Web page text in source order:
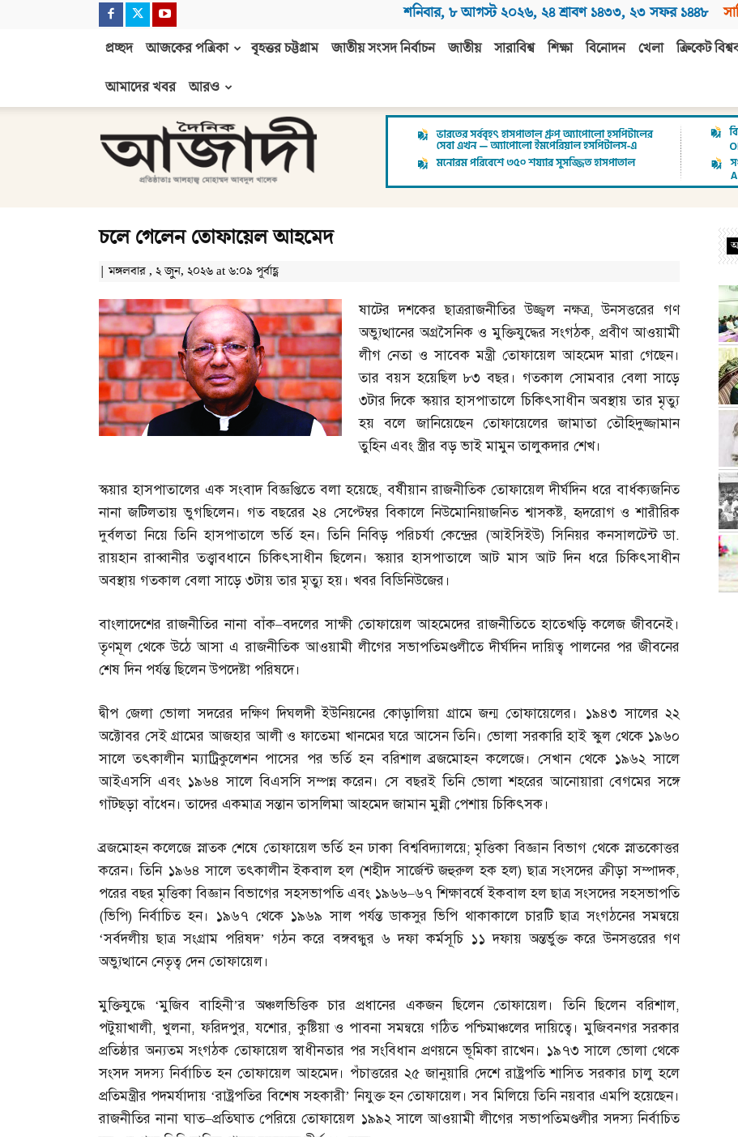
শনিবার, ৮ আগস্ট ২০২৬, ২৪ শ্রাবণ ১৪৩৩, ২৩ সফর ১৪৪৮
প্রচ্ছদ আজকের পত্রিকা বৃহত্তর চট্টগ্রাম জাতীয় সংসদ নির্বাচন জাতীয় সারাবিশ্ব শিক্ষা বিনোদন খেলা ক্রিকেট
আমাদের খবর
আরও
আজাদী
চলে গেলেন তোফায়েল আহমেদ
| মঙ্গলবার , ২ জুন, ২০২৬ at ৬:০৯ পূর্বাহ্ণ
ষাটের দশকের ছাত্ররাজনীতির উজ্জ্বল নক্ষত্র,উনসত্তরের গণ
অভ্যুত্থানের অগ্রসৈনিক ও মুক্তিযুদ্ধের সংগঠক,প্রবীণ আওয়ামী
লীগ নেতা ও সাবেক মন্ত্রী তোফায়েল আহমেদ মারা গেছেন।
তার বয়স হয়েছিল ৮৩ বছর। গতকাল সোমবার বেলা সাড়ে
৩টার দিকে স্কয়ার হাসপাতালে চিকিৎসাধীন অবস্থায় তার মৃত্যু
হয় বলে জানিয়েছেন তোফায়েলের জামাতা তৌহিদুজ্জামান
তুহিন এবং স্ত্রীর বড় ভাই মামুন তালুকদার শেখ।
স্কয়ার হাসপাতালের এক সংবাদ বিজ্ঞপ্তিতে বলা হয়েছে,বর্ষীয়ান রাজনীতিক তোফায়েল দীর্ঘদিন ধরে বার্ধক্যজনিত
নানা জটিলতায় ভুগছিলেন। গত বছরের ২৪ সেপ্টেম্বর বিকালে নিউমোনিয়াজনিত শ্বাসকষ্ট,হৃদরোগ ও শারীরিক
দুর্বলতা নিয়ে তিনি হাসপাতালে ভর্তি হন। তিনি নিবিড় পরিচর্যা কেন্দ্রের (আইসিইউ)সিনিয়র কনসালটেন্ট ডা.
রায়হান রাব্বানীর তত্ত্বাবধানে চিকিৎসাধীন ছিলেন। স্কয়ার হাসপাতালে আট মাস আট দিন ধরে চিকিৎসাধীন
অবস্থায় গতকাল বেলা সাড়ে ৩টায় তার মৃত্যু হয়। খবর বিডিনিউজের।
বাংলাদেশের রাজনীতির নানা বাঁক–বদলের সাক্ষী তোফায়েল আহমেদের রাজনীতিতে হাতেখড়ি কলেজ জীবনেই।
তৃণমূল থেকে উঠে আসা এ রাজনীতিক আওয়ামী লীগের সভাপতিমণ্ডলীতে দীর্ঘদিন দায়িত্ব পালনের পর জীবনের
শেষ দিন পর্যন্ত ছিলেন উপদেষ্টা পরিষদে।
দ্বীপ জেলা ভোলা সদরের দক্ষিণ দিঘলদী ইউনিয়নের কোড়ালিয়া গ্রামে জন্ম তোফায়েলের। ১৯৪৩ সালের ২২
অক্টোবর সেই গ্রামের আজহার আলী ও ফাতেমা খানমের ঘরে আসেন তিনি। ভোলা সরকারি হাই স্কুল থেকে ১৯৬০
সালে তৎকালীন ম্যাট্রিকুলেশন পাসের পর ভর্তি হন বরিশাল ব্রজমোহন কলেজে। সেখান থেকে ১৯৬২ সালে
আইএসসি এবং ১৯৬৪ সালে বিএসসি সম্পন্ন করেন। সে বছরই তিনি ভোলা শহরের আনোয়ারা বেগমের সঙ্গে
গাঁটছড়া বাঁধেন। তাদের একমাত্র সন্তান তাসলিমা আহমেদ জামান মুন্নী পেশায় চিকিৎসক।
ব্রজমোহন কলেজে স্নাতক শেষে তোফায়েল ভর্তি হন ঢাকা বিশ্ববিদ্যালয়ে;মৃত্তিকা বিজ্ঞান বিভাগ থেকে স্নাতকোত্তর
করেন। তিনি ১৯৬৪ সালে তৎকালীন ইকবাল হল (শহীদ সার্জেন্ট জহুরুল হক হল)ছাত্র সংসদের ক্রীড়া সম্পাদক,
পরের বছর মৃত্তিকা বিজ্ঞান বিভাগের সহসভাপতি এবং ১৯৬৬–৬৭ শিক্ষাবর্ষে ইকবাল হল ছাত্র সংসদের সহসভাপতি
(ভিপি)নির্বাচিত হন। ১৯৬৭ থেকে ১৯৬৯ সাল পর্যন্ত ডাকসুর ভিপি থাকাকালে চারটি ছাত্র সংগঠনের সমন্বয়ে
‘সর্বদলীয় ছাত্র সংগ্রাম পরিষদ’ গঠন করে বঙ্গবন্ধুর ৬ দফা কর্মসূচি ১১ দফায় অন্তর্ভুক্ত করে উনসত্তরের গণ
অভ্যুত্থানে নেতৃত্ব দেন তোফায়েল।
মুক্তিযুদ্ধে ‘মুজিব বাহিনী’র অঞ্চলভিত্তিক চার প্রধানের একজন ছিলেন তোফায়েল। তিনি ছিলেন বরিশাল,
পটুয়াখালী, খুলনা,ফরিদপুর,যশোর,কুষ্টিয়া ও পাবনা সমন্বয়ে গঠিত পশ্চিমাঞ্চলের দায়িত্বে। মুজিবনগর সরকার
প্রতিষ্ঠার অন্যতম সংগঠক তোফায়েল স্বাধীনতার পর সংবিধান প্রণয়নে ভূমিকা রাখেন। ১৯৭৩ সালে ভোলা থেকে
সংসদ সদস্য নির্বাচিত হন তোফায়েল আহমেদ। পঁচাত্তরের ২৫ জানুয়ারি দেশে রাষ্ট্রপতি শাসিত সরকার চালু হলে
প্রতিমন্ত্রীর পদমর্যাদায় ‘রাষ্ট্রপতির বিশেষ সহকারী’ নিযুক্ত হন তোফায়েল। সব মিলিয়ে তিনি নয়বার এমপি হয়েছেন।
রাজনীতির নানা ঘাত–প্রতিঘাত পেরিয়ে তোফায়েল ১৯৯২ সালে আওয়ামী লীগের সভাপতিমণ্ডলীর সদস্য নির্বাচিত